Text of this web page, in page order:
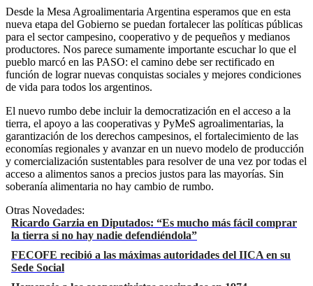
Desde la Mesa Agroalimentaria Argentina esperamos que en esta
nueva etapa del Gobierno se puedan fortalecer las políticas públicas
para el sector campesino, cooperativo y de pequeños y medianos
productores. Nos parece sumamente importante escuchar lo que el
pueblo marcó en las PASO: el camino debe ser rectificado en
función de lograr nuevas conquistas sociales y mejores condiciones
de vida para todos los argentinos.
El nuevo rumbo debe incluir la democratización en el acceso a la
tierra, el apoyo a las cooperativas y PyMeS agroalimentarias, la
garantización de los derechos campesinos, el fortalecimiento de las
economías regionales y avanzar en un nuevo modelo de producción
y comercialización sustentables para resolver de una vez por todas el
acceso a alimentos sanos a precios justos para las mayorías. Sin
soberanía alimentaria no hay cambio de rumbo.
Otras Novedades:
Ricardo Garzia en Diputados: “Es mucho más fácil comprar
la tierra si no hay nadie defendiéndola”
FECOFE recibió a las máximas autoridades del IICA en su
Sede Social